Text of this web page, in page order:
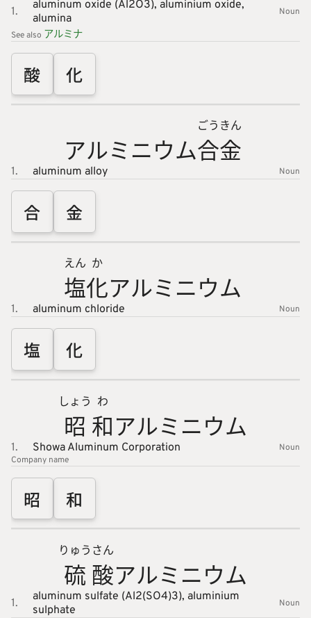
1. aluminum oxide (Al2O3), aluminium oxide,
alumina
Noun
See also アルミナ
酸 化
アルミニウム合
ごう
金
きん
1. aluminum alloy Noun
合 金
塩
えん
化
か
アルミニウム
1. aluminum chloride Noun
塩 化
昭
しょう
和
わ
アルミニウム
1. Showa Aluminum Corporation
Noun
Company name
昭 和
硫
りゅう
酸
さん
アルミニウム
1. aluminum sulfate (Al2(SO4)3), aluminium
sulphate
Noun